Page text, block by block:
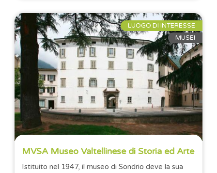
LUOGO DI INTERESSE
MUSEI
MVSA Museo Valtellinese di Storia ed Arte
Istituito nel 1947, il museo di Sondrio deve la sua